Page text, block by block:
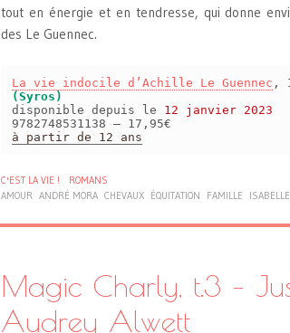
tout en énergie et en tendresse, qui donne
des Le Guennec.
La vie indocile d’Achille Le Guennec ,
(Syros)
disponible depuis le 12 janvier 2023
9782748531138 – 17,95€
à partir de 12 ans
C'EST LA VIE !
ROMANS
AMOUR ANDRÉ MORA CHEVAUX ÉQUITATION FAMILLE
Magic Charly, t.3 –
Audrey Alwett